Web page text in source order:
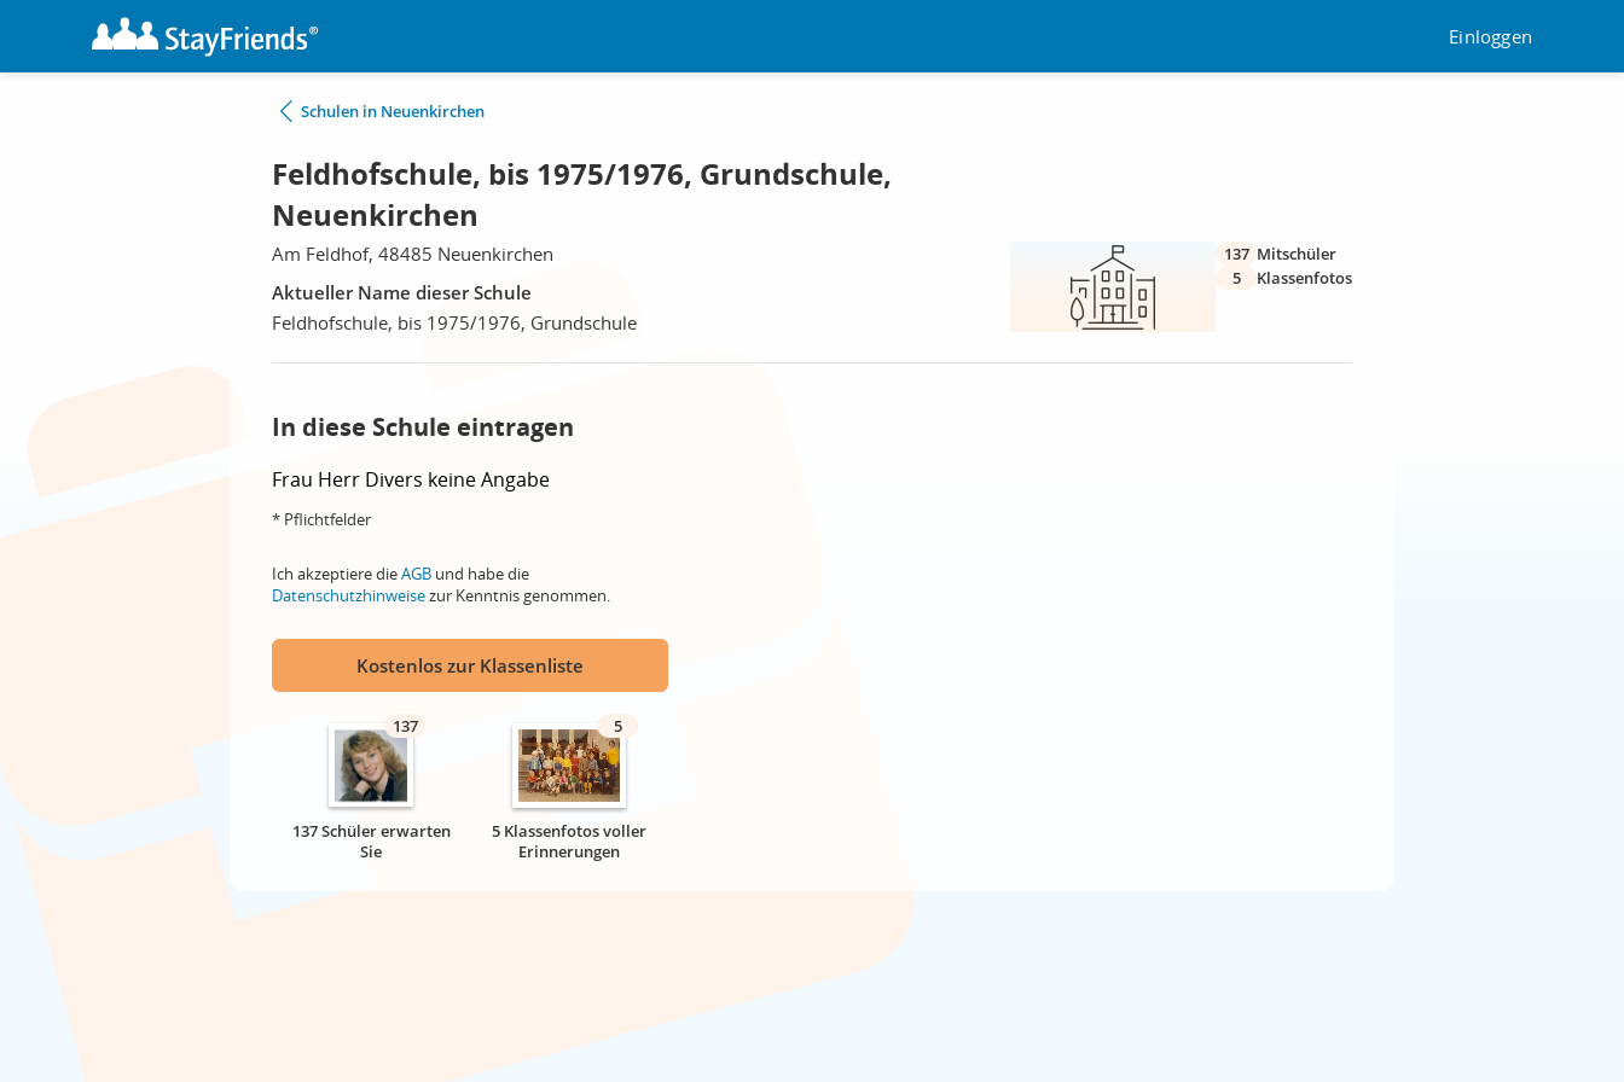
Einloggen
Schulen in Neuenkirchen
Feldhofschule, bis 1975/1976, Grundschule,
Neuenkirchen
Am Feldhof, 48485 Neuenkirchen
Aktueller Name dieser Schule
Feldhofschule, bis 1975/1976, Grundschule
137 Mitschüler
5
Klassenfotos
In diese Schule eintragen
Frau Herr Divers keine Angabe
* Pflichtfelder
Ich akzeptiere dieAGB und habe die
Datenschutzhinweisezur Kenntnis genommen.
Kostenlos zur Klassenliste
137
137 Schüler erwarten
Sie
5
5 Klassenfotos voller
Erinnerungen